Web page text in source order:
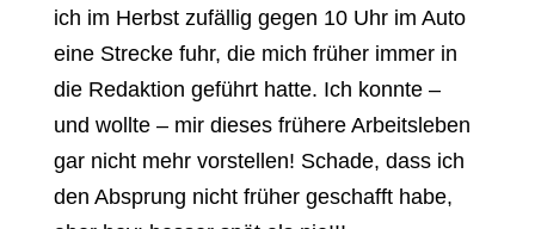
ich im Herbst zufällig gegen 10 Uhr im Auto
eine Strecke fuhr, die mich früher immer in
die Redaktion geführt hatte. Ich konnte –
und wollte – mir dieses frühere Arbeitsleben
gar nicht mehr vorstellen! Schade, dass ich
den Absprung nicht früher geschafft habe,